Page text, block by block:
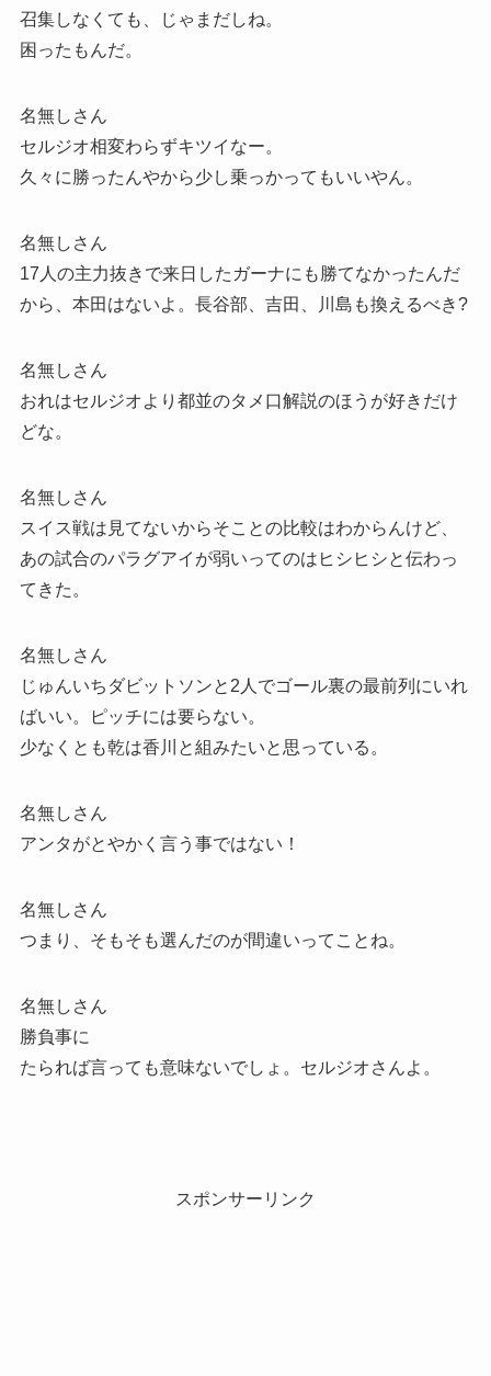
召集しなくても、じゃまだしね。
困ったもんだ。
名無しさん
セルジオ相変わらずキツイなー。
久々に勝ったんやから少し乗っかってもいいやん。
名無しさん
17人の主力抜きで来日したガーナにも勝てなかったんだ
から、本田はないよ。長谷部、吉田、川島も換えるべき?
名無しさん
おれはセルジオより都並のタメ口解説のほうが好きだけ
どな。
名無しさん
スイス戦は見てないからそことの比較はわからんけど、
あの試合のパラグアイが弱いってのはヒシヒシと伝わっ
てきた。
名無しさん
じゅんいちダビットソンと2人でゴール裏の最前列にいれ
ばいい。ピッチには要らない。
少なくとも乾は香川と組みたいと思っている。
名無しさん
アンタがとやかく言う事ではない！
名無しさん
つまり、そもそも選んだのが間違いってことね。
名無しさん
勝負事に
たられば言っても意味ないでしょ。セルジオさんよ。
スポンサーリンク